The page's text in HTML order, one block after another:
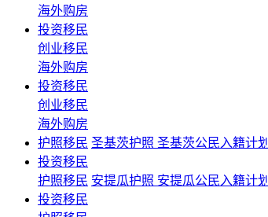
海外购房
投资移民
创业移民
海外购房
投资移民
创业移民
海外购房
护照移民 圣基茨护照 圣基茨公民入籍计划
投资移民
护照移民 安提瓜护照 安提瓜公民入籍计划
投资移民